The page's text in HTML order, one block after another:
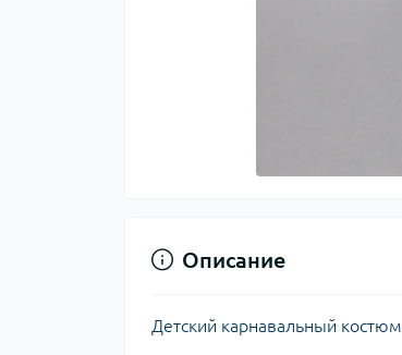
Описание
Детский карнавальный костюм